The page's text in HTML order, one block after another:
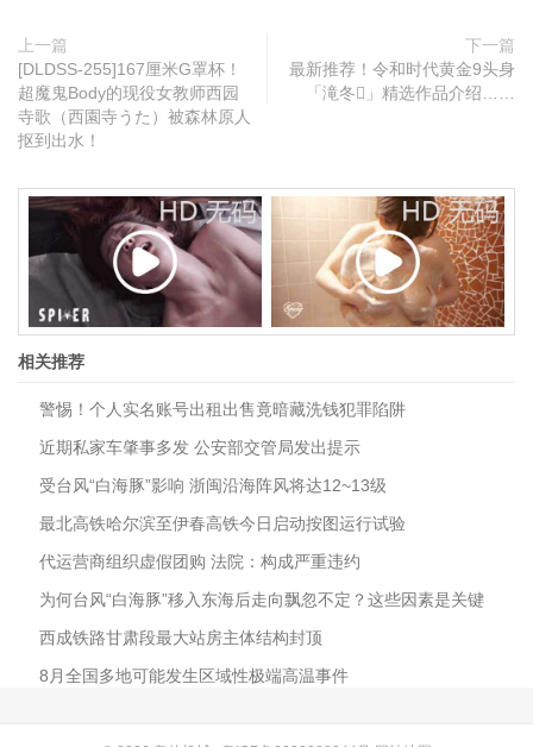
上一篇
[DLDSS-255]167厘米G罩杯！
超魔鬼Body的现役女教师西园
寺歌（西園寺うた）被森林原人
抠到出水！
下一篇
最新推荐！令和时代黄金9头身
「滝冬𪸩」精选作品介绍……
相关推荐
警惕！个人实名账号出租出售竟暗藏洗钱犯罪陷阱
近期私家车肇事多发 公安部交管局发出提示
受台风“白海豚”影响 浙闽沿海阵风将达12~13级
最北高铁哈尔滨至伊春高铁今日启动按图运行试验
代运营商组织虚假团购 法院：构成严重违约
为何台风“白海豚”移入东海后走向飘忽不定？这些因素是关键
西成铁路甘肃段最大站房主体结构封顶
8月全国多地可能发生区域性极端高温事件